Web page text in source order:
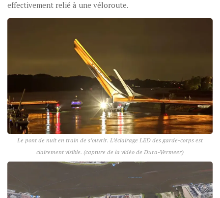
effectivement relié à une véloroute.
Le pont de nuit en train de s’ouvrir. L’éclairage LED des garde-corps est
clairement visible. (capture de la vidéo de Dura-Vermeer)